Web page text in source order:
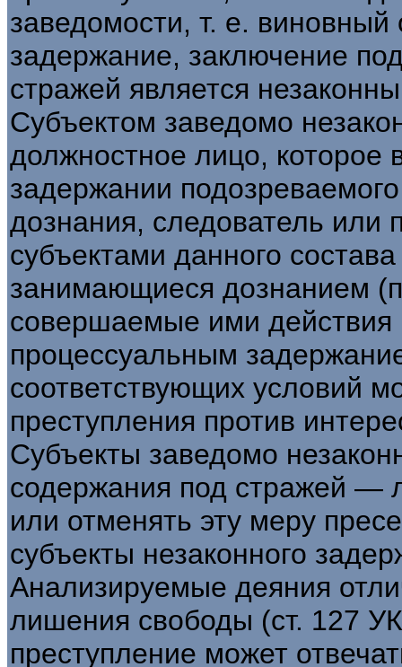
заведомости, т. е. виновный
задержание, заключение
стражей является
Субъектом заведомо
должностное лицо,
задержании
дознания, следователь или
субъектами данного
занимающиеся дознанием
совершаемые ими действия
процессуальным
соответствующих условий
преступления против
Субъекты заведомо
содержания под стражей —
или отменять эту меру
субъекты незаконного
Анализируемые деяния
лишения свободы (ст. 127
преступление может